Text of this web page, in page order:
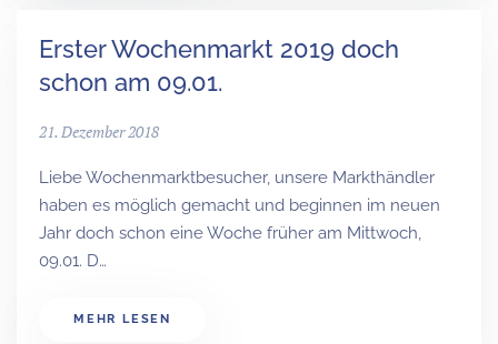
Erster Wochenmarkt 2019 doch
schon am 09.01.
21. Dezember 2018
Liebe Wochenmarktbesucher, unsere Markthändler
haben es möglich gemacht und beginnen im neuen
Jahr doch schon eine Woche früher am Mittwoch,
09.01. D…
MEHR LESEN